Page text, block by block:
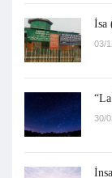
İsa
03/
30/